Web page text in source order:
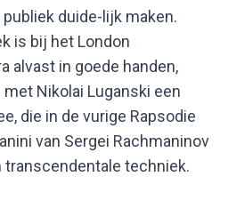
duide-lijk maken.
is bij het London
alvast in goede handen,
Nikolai Luganski een
die in de vurige Rapsodie
van Sergei Rachmaninov
techniek.